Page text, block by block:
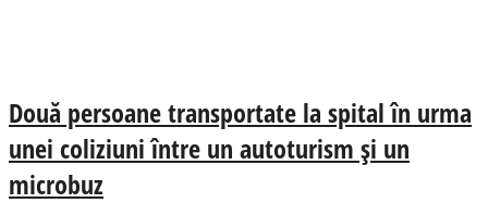
Două persoane transportate la spital în urma
unei coliziuni între un autoturism și un
microbuz